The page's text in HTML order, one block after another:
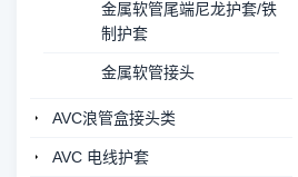
金属软管尾端尼龙护套/铁
制护套
金属软管接头
AVC浪管盒接头类
AVC 电线护套